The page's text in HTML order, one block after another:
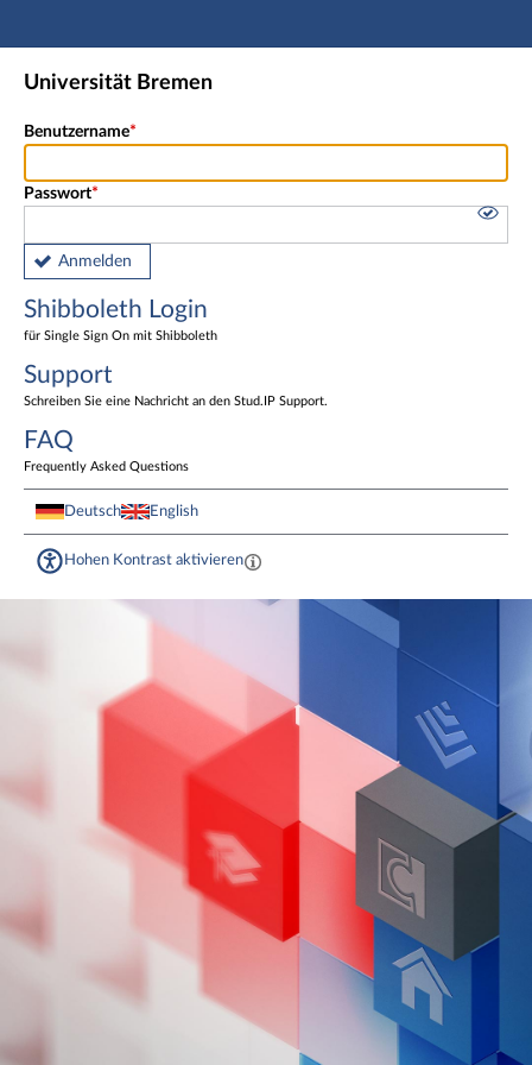
Hauptnavigation
Shibboleth Login
Universität Bremen
Benutzername
Passwort
Anmelden
Shibboleth Login
für Single Sign On mit Shibboleth
Support
Schreiben Sie eine Nachricht an den Stud.IP Support.
FAQ
Frequently Asked Questions
Deutsch English
Hohen Kontrast aktivieren